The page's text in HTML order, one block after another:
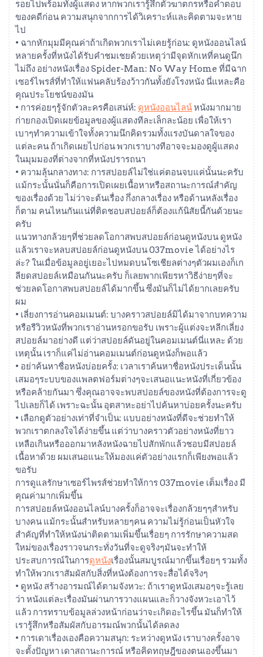
รอยไปพร้อมทั้งผู้แสดง หากพวกเรารู้สึกตัวฆาตกรหรือคำตอบ
ของคดีก่อน ความสนุกจากการได้วิเคราะห์และคิดตามจะหาย
ไป
• ฉากหักมุมมีคุณค่าถ้าเกิดพวกเราไม่เคยรู้ก่อน: ดูหนังออนไลน์
หลายครั้งที่หนังได้รับคำชมเชยด้วยเหตุว่ามีจุดหักเหที่คนดูนึก
ไม่ถึง อย่างหนังเรื่อง Spider-Man: No Way Home ที่มีฉาก
เซอร์ไพรส์ที่ทำให้แฟนคลับร้องว้าวกันทั้งยังโรงหนัง นี่แหละคือ
คุณประโยชน์ของมัน
• การค่อยๆรู้จักตัวละครคือเสน่ห์: ดูหนังออนไลน์หนังมากมาย
ก่ายกองเปิดเผยข้อมูลของผู้แสดงทีละเล็กละน้อย เพื่อให้เรา
เบาๆทำความเข้าใจทั้งความนึกคิดรวมทั้งแรงบันดาลใจของ
แต่ละคน ถ้าเกิดเผยไปก่อน พวกเราบางทีอาจจะมองดูผู้แสดง
ในมุมมองที่ต่างจากที่หนังปรารถนา
• ความลุ้นกลางทาง: การสปอยล์ไม่ใช่แค่ตอนจบแค่นั้นนะครับ
แม้กระนั้นนั่นก็คือการเปิดเผยเนื้อหาหรือสถานะการณ์สำคัญ
ของเรื่องด้วย ไม่ว่าจะต้นเรื่อง กึ่งกลางเรื่อง หรือด้านหลังเรื่อง
ก็ตาม คนไหนกันแน่ที่ติดชอบสปอยล์ก็ต้องแก้นิสัยนี้กันด้วยนะ
ครับ
แนวทางกล้วยๆที่ช่วยลดโอกาสพบสปอยล์ก่อนดูหนังบน ดูหนัง
แล้วเราจะหลบสปอยล์ก่อนดูหนังบน 037movie ได้อย่างไร
ล่ะ? ในเมื่อข้อมูลอยู่เยอะไปหมดบนโซเชียลต่างๆตัวผมเองก็เก
ลียดสปอยล์เหมือนกันนะครับ ก็เลยพากเพียรหาวิธีง่ายๆที่จะ
ช่วยลดโอกาสพบสปอยล์ได้มากขึ้น ซึ่งมันก็ไม่ได้ยากเลยครับ
ผม
• เลี่ยงการอ่านคอมเมนต์: บางคราวสปอยล์มิได้มาจากบทความ
หรือรีวิวหนังที่พวกเราอ่านหรอกขอรับ เพราะผู้แต่งจะหลีกเลี่ยง
สปอยล์มาอย่างดี แต่ว่าสปอยล์ดันอยู่ในคอมเมนต์นี่แหละ ด้วย
เหตุนั้น เราก็แค่ไม่อ่านคอมเมนต์ก่อนดูหนังก็พอแล้ว
• อย่าค้นหาชื่อหนังบ่อยครั้ง: เวลาเราค้นหาชื่อหนังประเด็นนั้น
เสมอๆระบบของแพลตฟอร์มต่างๆจะเสนอแนะหนังที่เกี่ยวข้อง
หรือคล้ายกันมา ซึ่งคุณอาจจะพบสปอยล์ของหนังที่ต้องการจะดู
ไปเลยก็ได้ เพราะฉะนั้น อุตสาหะอย่าไปค้นหาบ่อยครั้งนะครับ
• เลือกดูตัวอย่างเท่าที่จำเป็น: แบบอย่างหนังที่ดีจะช่วยทำให้
พวกเราตกลงใจได้ง่ายขึ้น แต่ว่าบางคราวตัวอย่างหนังที่ยาว
เหลือเกินหรือออกมาหลังหนังฉายไปสักพักแล้วชอบมีสปอยล์
เนื้อหาด้วย ผมเสนอแนะให้มองแค่ตัวอย่างแรกก็เพียงพอแล้ว
ขอรับ
การดูแลรักษาเซอร์ไพรส์ช่วยทำให้การ 037movie เต็มเรื่อง มี
คุณค่ามากเพิ่มขึ้น
การสปอยล์หนังออนไลน์บางครั้งก็อาจจะเรื่องกล้วยๆๆสำหรับ
บางคน แม้กระนั้นสำหรับหลายๆคน ความไม่รู้ก่อนเป็นหัวใจ
สำคัญที่ทำให้หนังน่าติดตามเพิ่มขึ้นเรื่อยๆ การรักษาความสด
ใหม่ของเรื่องราวจนกระทั่งวันที่จะดูจริงๆมันจะทำให้
ประสบการณ์ในการดูหนังเรื่องนั้นสมบูรณ์มากขึ้นเรื่อยๆ รวมทั้ง
ทำให้พวกเราสัมผัสกับสิ่งที่หนังต้องการจะสื่อได้จริงๆ
• ดูหนัง สร้างอารมณ์ได้ตามจังหวะ: ถ้าเราดูหนังเสมอๆจะรู้เลย
ว่า หนังแต่ละเรื่องมันผ่านการวางแผนและก็วางจังหวะเอาไว้
แล้ว การทราบข้อมูลล่วงหน้าก่อนว่าจะเกิดอะไรขึ้น มันก็ทำให้
เรารู้สึกหรือสัมผัสกับอารมณ์พวกนั้นได้ลดลง
• การเดาเรื่องเองคือความสนุก: ระหว่างดูหนัง เราบางครั้งอาจ
จะตั้งปัญหา เดาสถานะการณ์ หรือคิดทฤษฎีของตนเองขึ้นมา